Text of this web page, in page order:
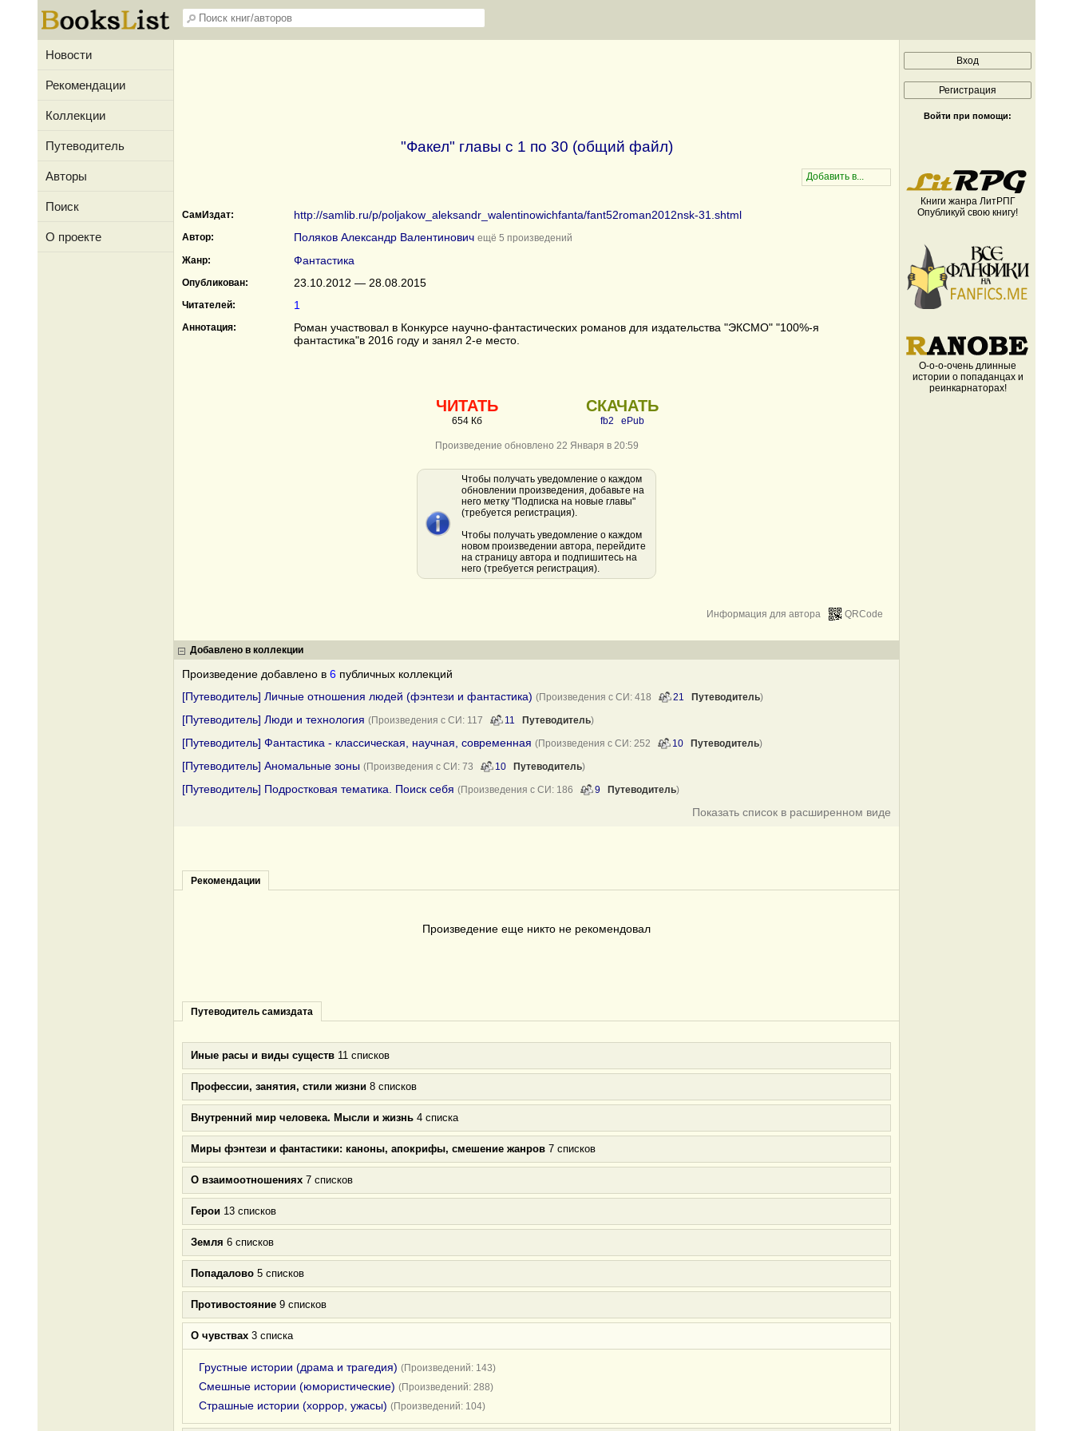
Новости
Рекомендации
Коллекции
Путеводитель
Авторы
Поиск
О проекте
"Факел" главы с 1 по 30 (общий файл)
СамИздат: http://samlib.ru/p/poljakow_aleksandr_walentinowichfanta/fant52roman2012nsk-31.shtml
Автор: Поляков Александр Валентинович ещё 5 произведений
Жанр:
Фантастика
Опубликован: 23.10.2012 — 28.08.2015
Читателей: 1
Аннотация:
Роман участвовал в Конкурсе научно-фантастических романов для издательства "ЭКСМО" "100%-я
фантастика"в 2016 году и занял 2-е место.
ЧИТАТЬ
654 Кб
СКАЧАТЬ
fb2 ePub
Произведение обновлено 22 Января в 20:59
Чтобы получать уведомление о каждом
обновлении произведения, добавьте на
него метку "Подписка на новые главы"
(требуется регистрация).
Чтобы получать уведомление о каждом
новом произведении автора, перейдите
на страницу автора и подпишитесь на
него (требуется регистрация).
QRCode
Информация для автора
Добавлено в коллекции
Произведение добавлено в 6 публичных коллекций
[Путеводитель] Личные отношения людей (фэнтези и фантастика) (Произведения с СИ: 418 21 Путеводитель)
[Путеводитель] Люди и технология (Произведения с СИ: 117 11 Путеводитель)
[Путеводитель] Фантастика - классическая, научная, современная (Произведения с СИ: 252 10 Путеводитель)
[Путеводитель] Аномальные зоны (Произведения с СИ: 73 10 Путеводитель)
[Путеводитель] Подростковая тематика. Поиск себя (Произведения с СИ: 186 9 Путеводитель)
Показать список в расширенном виде
Рекомендации
Произведение еще никто не рекомендовал
Путеводитель самиздата
Иные расы и виды существ 11 списков
Профессии, занятия, стили жизни 8 списков
Внутренний мир человека. Мысли и жизнь 4 списка
Миры фэнтези и фантастики: каноны, апокрифы, смешение жанров 7 списков
О взаимоотношениях 7 списков
Герои 13 списков
Земля 6 списков
Попадалово 5 списков
Противостояние 9 списков
О чувствах 3 списка
Грустные истории (драма и трагедия) (Произведений: 143)
Смешные истории (юмористические) (Произведений: 288)
Страшные истории (хоррор, ужасы) (Произведений: 104)
Войти при помощи:
Книги жанра ЛитРПГ
Опубликуй свою книгу!
О-о-о-очень длинные
истории о попаданцах и
реинкарнаторах!